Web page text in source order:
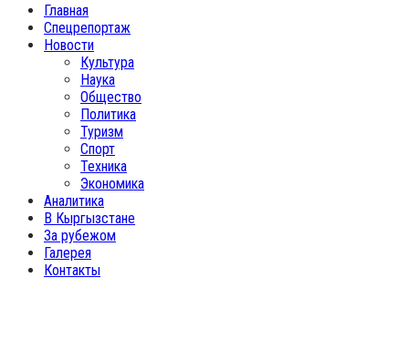
Главная
Спецрепортаж
Новости
Культура
Наука
Общество
Политика
Туризм
Спорт
Техника
Экономика
Аналитика
В Кыргызстане
За рубежом
Галерея
Контакты